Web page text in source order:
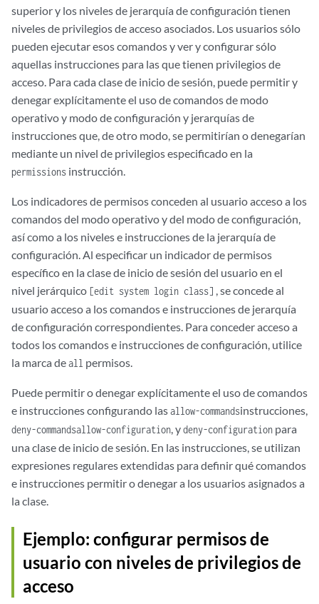
superior y los niveles de jerarquía de configuración tienen
niveles de privilegios de acceso asociados. Los usuarios sólo
pueden ejecutar esos comandos y ver y configurar sólo
aquellas instrucciones para las que tienen privilegios de
acceso. Para cada clase de inicio de sesión, puede permitir y
denegar explícitamente el uso de comandos de modo
operativo y modo de configuración y jerarquías de
instrucciones que, de otro modo, se permitirían o denegarían
mediante un nivel de privilegios especificado en la
permissions instrucción.
Los indicadores de permisos conceden al usuario acceso a los
comandos del modo operativo y del modo de configuración,
así como a los niveles e instrucciones de la jerarquía de
configuración. Al especificar un indicador de permisos
específico en la clase de inicio de sesión del usuario en el
nivel jerárquico [edit system login class] , se concede al
usuario acceso a los comandos e instrucciones de jerarquía
de configuración correspondientes. Para conceder acceso a
todos los comandos e instrucciones de configuración, utilice
la marca deall permisos.
Puede permitir o denegar explícitamente el uso de comandos
e instrucciones configurando lasallow-commandsinstrucciones,
deny-commandsallow-configuration, ydeny-configuration para
una clase de inicio de sesión. En las instrucciones, se utilizan
expresiones regulares extendidas para definir qué comandos
e instrucciones permitir o denegar a los usuarios asignados a
la clase.
Ejemplo: configurar permisos de
usuario con niveles de privilegios de
acceso